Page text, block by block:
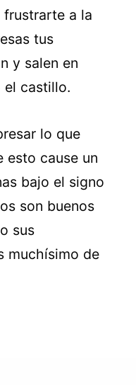
frustrarte a la
tus
y salen en
el castillo.
lo que
esto cause un
bajo el signo
son buenos
sus
muchísimo de